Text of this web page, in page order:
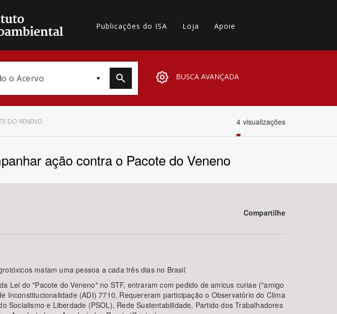
Publicações do ISA Loja Apoie
o Acervo BUSCA AVANÇADA
Área Protegida
DO VENENO 4 visualizações
ação contra o Pacote do Veneno
Compartilhe
matam uma pessoa a cada três dias no Brasil
Lei do "Pacote do Veneno" no STF, entraram com pedido de amicus curiae ("amigo
(ADI) 7710. Requereram participação o Observatório do Clima
Socialismo e Liberdade (PSOL), Rede Sustentabilidade, Partido dos Trabalhadores